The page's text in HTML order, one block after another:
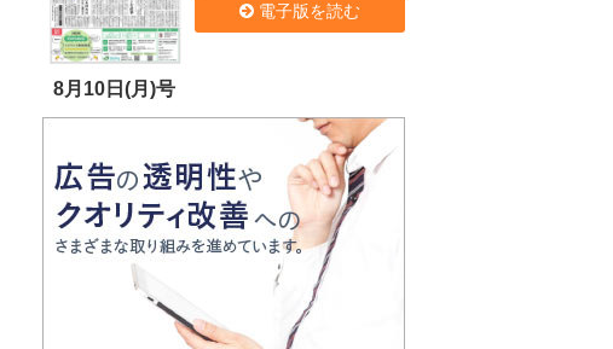
8月10日(月)号
電子版を読む